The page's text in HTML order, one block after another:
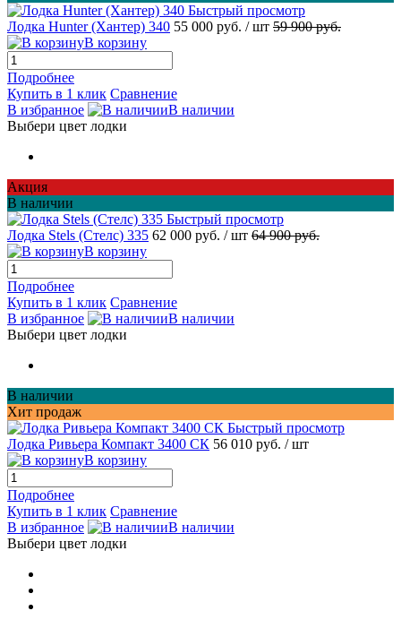
Быстрый просмотр
Лодка Hunter (Хантер) 340 55 000 руб. / шт 59 900 руб.
В корзину
Подробнее
Купить в 1 клик Сравнение
В избранное
В наличии
Выбери цвет лодки
Акция
В наличии
Быстрый просмотр
Лодка Stels (Стелс) 335 62 000 руб. / шт 64 900 руб.
В корзину
Подробнее
Купить в 1 клик Сравнение
В избранное
В наличии
Выбери цвет лодки
В наличии
Хит продаж
Быстрый просмотр
Лодка Ривьера Компакт 3400 СК 56 010 руб. / шт
В корзину
Подробнее
Купить в 1 клик Сравнение
В избранное
В наличии
Выбери цвет лодки